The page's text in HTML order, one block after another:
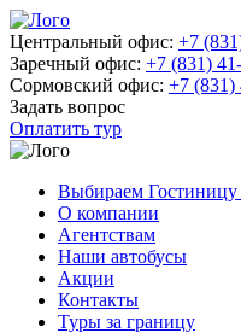
Центральный офис: +7
Заречный офис: +7 (831)
Сормовский офис: +7 (831)
Задать вопрос
Оплатить тур
Выбираем
О компании
Агентствам
Наши автобусы
Акции
Контакты
Туры за границу